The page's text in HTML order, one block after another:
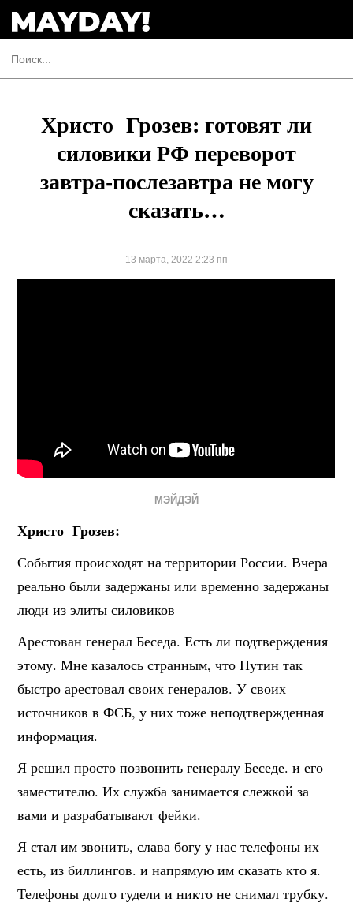
Христо Грозев: готовят ли
силовики РФ переворот
завтра-послезавтра не могу
сказать…
13 марта, 2022 2:23 пп
МЭЙДЭЙ
Христо Грозев:
События происходят на территории России. Вчера
реально были задержаны или временно задержаны
люди из элиты силовиков
Арестован генерал Беседа. Есть ли подтверждения
этому. Мне казалось странным, что Путин так
быстро арестовал своих генералов. У своих
источников в ФСБ, у них тоже неподтвержденная
информация.
Я решил просто позвонить генералу Беседе. и его
заместителю. Их служба занимается слежкой за
вами и разрабатывают фейки.
Я стал им звонить, слава богу у нас телефоны их
есть, из биллингов. и напрямую им сказать кто я.
Телефоны долго гудели и никто не снимал трубку.